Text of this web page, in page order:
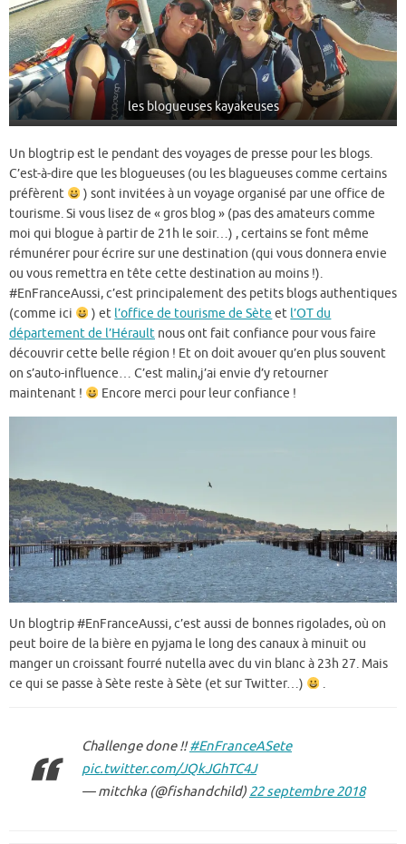
les blogueuses kayakeuses
Un blogtrip est le pendant des voyages de presse pour les blogs.
C’est-à-dire que les blogueuses (ou les blagueuses comme certains
préfèrent
) sont invitées à un voyage organisé par une office de
tourisme. Si vous lisez de « gros blog » (pas des amateurs comme
moi qui blogue à partir de 21h le soir…) , certains se font même
rémunérer pour écrire sur une destination (qui vous donnera envie
ou vous remettra en tête cette destination au moins !).
#EnFranceAussi, c’est principalement des petits blogs authentiques
(comme ici
) et l’office de tourisme de Sète et l’OT du
département de l’Hérault nous ont fait confiance pour vous faire
découvrir cette belle région ! Et on doit avouer qu’en plus souvent
on s’auto-influence… C’est malin,j’ai envie d’y retourner
maintenant !
Encore merci pour leur confiance !
Un blogtrip #EnFranceAussi, c’est aussi de bonnes rigolades, où on
peut boire de la bière en pyjama le long des canaux à minuit ou
manger un croissant fourré nutella avec du vin blanc à 23h 27. Mais
ce qui se passe à Sète reste à Sète (et sur Twitter…)
.
Challenge done !!#EnFranceASete
pic.twitter.com/JQkJGhTC4J
— mitchka (@fishandchild) 22 septembre 2018